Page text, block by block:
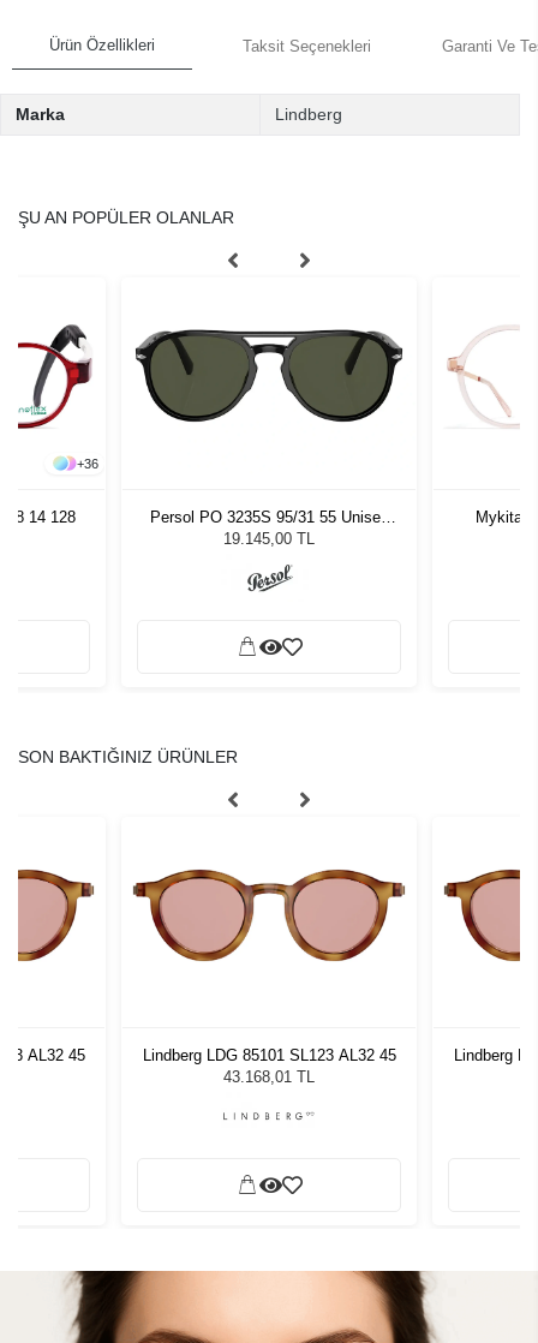
Ürün Özellikleri Taksit Seçenekleri Garanti Ve
Marka Lindberg
ŞU AN POPÜLER OLANLAR
+36
38 14 128
Persol PO 3235S 95/31 55 Unisex
Güneş Gözlüğü
19.145,00 TL
Mykita
SON BAKTIĞINIZ ÜRÜNLER
AL32 45
Lindberg LDG 85101 SL123 AL32 45
43.168,01 TL
Lindberg